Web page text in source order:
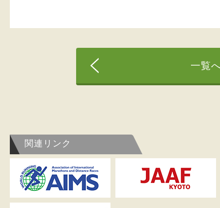
一覧
関連リンク